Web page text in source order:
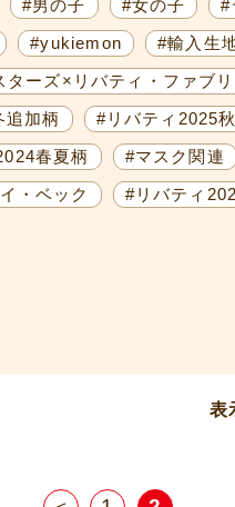
#男の子 #女の子 #
#yukiemon #輸入生
ターズ×リバティ・ファブ
追加柄 #リバティ2025
春夏柄 #マスク関連
・ベック #リバティ
表